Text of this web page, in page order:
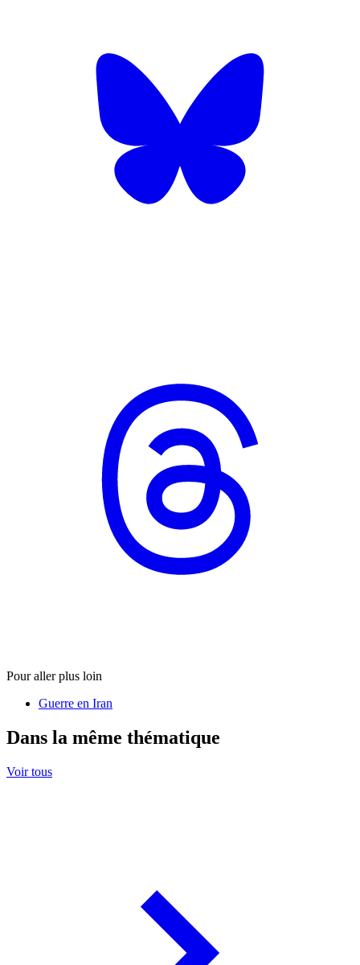
Pour aller plus loin
Guerre en Iran
Dans la même thématique
Voir tous